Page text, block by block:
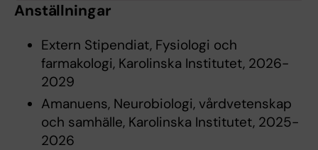
Anställningar
Extern Stipendiat, Fysiologi och
farmakologi, Karolinska Institutet, 2026-
2029
Amanuens, Neurobiologi, vårdvetenskap
och samhälle, Karolinska Institutet, 2025-
2026